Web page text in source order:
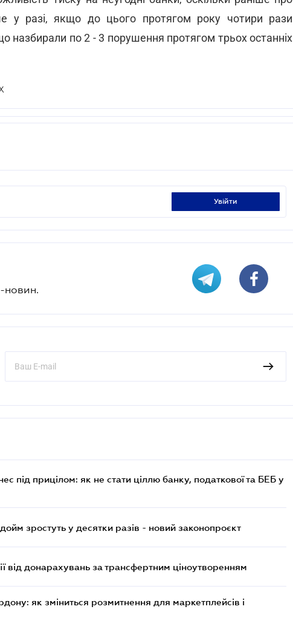
у разі, якщо до цього протягом року чотири рази
назбирали по 2 - 3 порушення протягом трьох останніх
увійти
новин.
під прицілом: як не стати ціллю банку, податкової та БЕБ у
зростуть у десятки разів - новий законопроєкт
від донарахувань за трансфертним ціноутворенням
як зміниться розмитнення для маркетплейсів і